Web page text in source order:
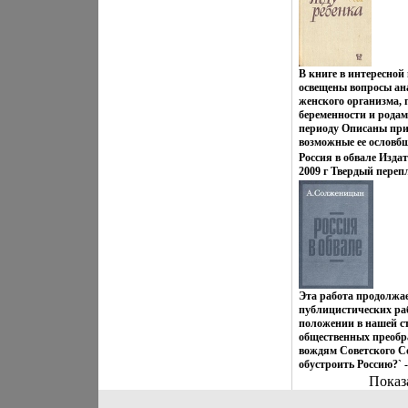
првннйсиглашения"
половине 1990-х
триллеров, .
В книге в
освещены вопросы
женского организма,
беременности и
периоду Описаны
возможные ее
советы по уходу за
Показана роль семьи
Изложены вопросы
гигиены, режима
оздоровительных
широкого круга
Пэрну Laurence
Россия в обвале
2009 г Твердый
85887-298-6 Тираж:
84x108/32 (~130х205
Эта работа
публицистических
положении в нашей
общественных
вождям Советского
обустроить Россию?`
вопрос к концу ХX
предлагаемой книге